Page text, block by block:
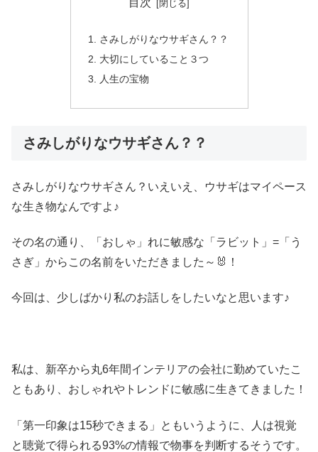
目次
さみしがりなウサギさん？？
大切にしていること３つ
人生の宝物
さみしがりなウサギさん？？
さみしがりなウサギさん？いえいえ、ウサギはマイペース
な生き物なんですよ♪
その名の通り、「おしゃ」れに敏感な「ラビット」=「う
さぎ」からこの名前をいただきました～🐰！
今回は、少しばかり私のお話しをしたいなと思います♪
私は、新卒から丸6年間インテリアの会社に勤めていたこ
ともあり、おしゃれやトレンドに敏感に生きてきました！
「第一印象は15秒できまる」ともいうように、人は視覚
と聴覚で得られる93%の情報で物事を判断するそうです。